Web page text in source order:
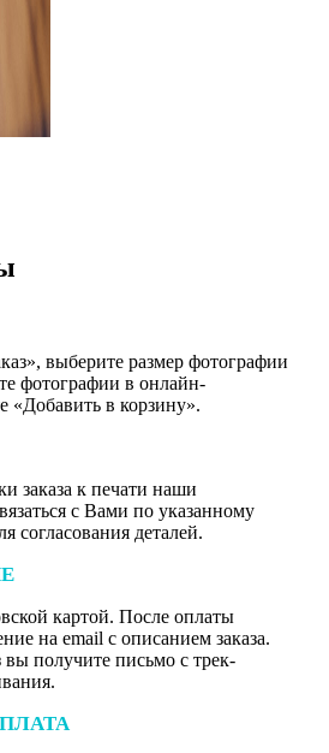
выберите размер фотографии
фотографии в онлайн-
«Добавить в корзину».
заказа к печати наши
с Вами по указанному
согласования деталей.
картой. После оплаты
на email с описанием заказа.
вы получите письмо с трек-